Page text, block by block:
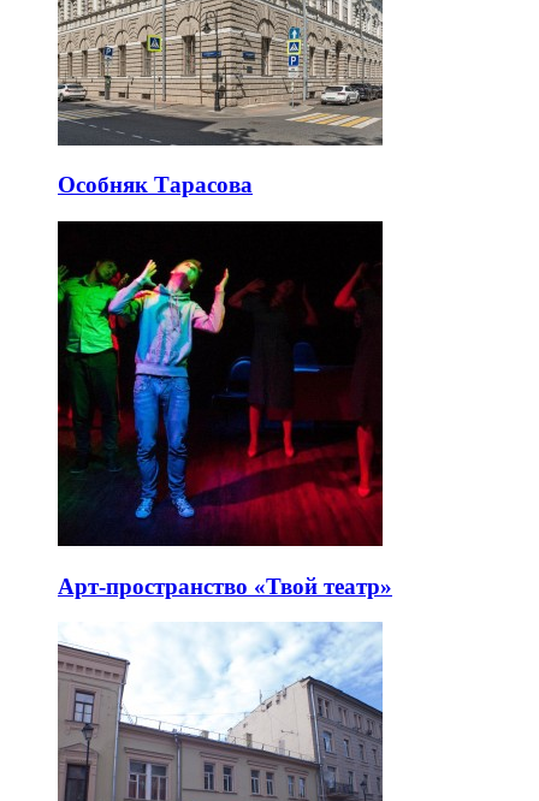
Особняк Тарасова
Арт-пространство «Твой театр»